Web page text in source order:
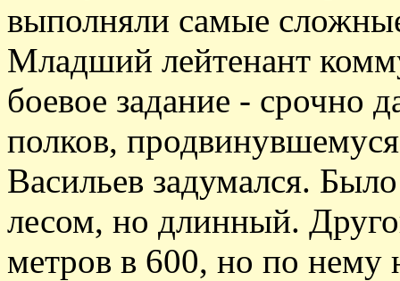
выполняли самые
Младший лейтенант
боевое задание - срочно
полков,
Васильев задумался.
лесом, но длинный.
метров в 600, но по нему